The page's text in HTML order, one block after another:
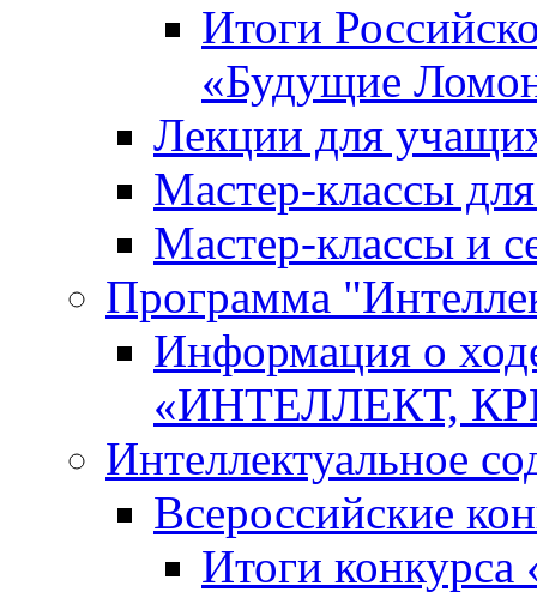
Итоги
«Будущие
Лекции для
Мастер-классы
Мастер-классы и
Программа
Информация о
«ИНТЕЛЛЕКТ,
Интеллектуальное
Всероссийские
Итоги конкурса